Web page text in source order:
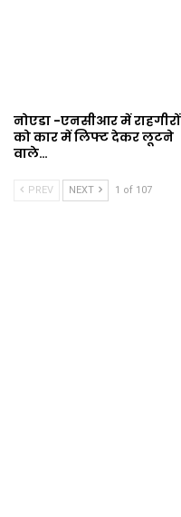
नोएडा -एनसीआर में राहगीरों
को कार में लिफ्ट देकर लूटने
वाले…
PREV NEXT 1 of 107